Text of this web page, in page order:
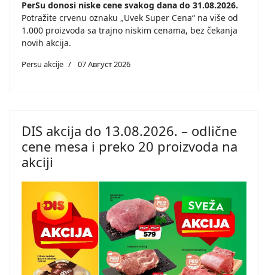
PerSu donosi niske cene svakog dana do 31.08.2026.
Potražite crvenu oznaku „Uvek Super Cena“ na više od
1.000 proizvoda sa trajno niskim cenama, bez čekanja
novih akcija.
Persu akcije 07 Август 2026
DIS akcija do 13.08.2026. – odlične
cene mesa i preko 20 proizvoda na
akciji